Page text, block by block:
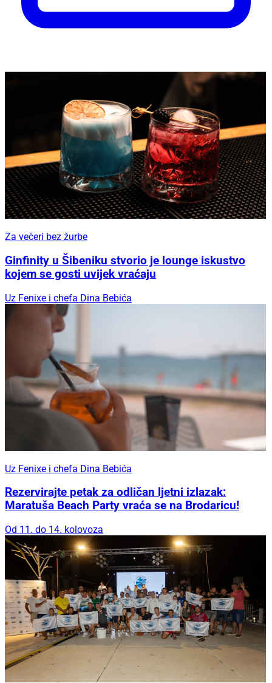
Za večeri bez žurbe
Ginfinity u Šibeniku stvorio je lounge iskustvo
kojem se gosti uvijek vraćaju
Uz Fenixe i chefa Dina Bebića
Uz Fenixe i chefa Dina Bebića
Rezervirajte petak za odličan ljetni izlazak:
Maratuša Beach Party vraća se na Brodaricu!
Od 11. do 14. kolovoza